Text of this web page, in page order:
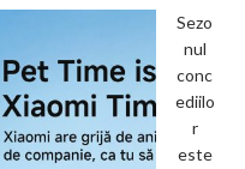
Sezo
nul
conc
ediilo
r
este